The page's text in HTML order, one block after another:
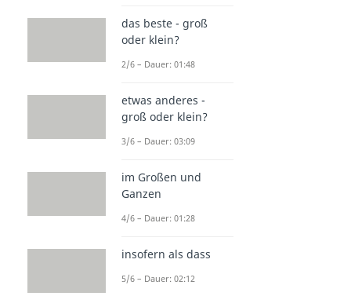
das beste - groß
oder klein?
2/6 – Dauer: 01:48
etwas anderes -
groß oder klein?
3/6 – Dauer: 03:09
im Großen und
Ganzen
4/6 – Dauer: 01:28
insofern als dass
5/6 – Dauer: 02:12